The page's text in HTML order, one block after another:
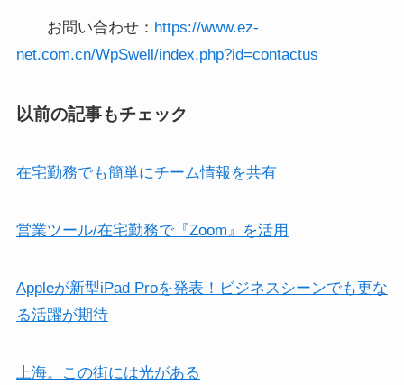
お問い合わせ： https://www.ez-
net.com.cn/WpSwell/index.php?id=contactus
以前の記事もチェック
在宅勤務でも簡単にチーム情報を共有
営業ツール/在宅勤務で『Zoom』を活用
Appleが新型iPad Proを発表！ビジネスシーンでも更な
る活躍が期待
上海。この街には光がある